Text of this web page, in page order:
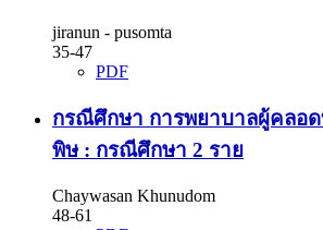
jiranun - pusomta
35-47
PDF
กรณีศึกษา การพยาบาลผู้คลอ
พิษ : กรณีศึกษา 2 ราย
Chaywasan Khunudom
48-61